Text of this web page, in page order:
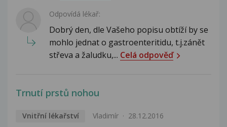
Odpovídá lékař:
Dobrý den, dle Vašeho popisu obtíží by se
mohlo jednat o gastroenteritidu, t.j.zánět
střeva a žaludku,... Celá odpověď
Trnutí prstů nohou
Vnitřní lékařství Vladimír 28.12.2016